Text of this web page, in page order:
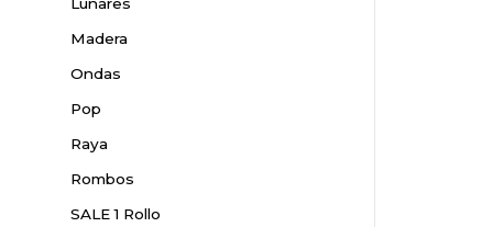
Lunares
Madera
Ondas
Pop
Raya
Rombos
SALE 1 Rollo